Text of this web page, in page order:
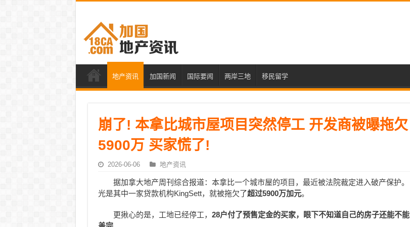
地产资讯 加国新闻 国际要闻 两岸三地 移民留学
崩了! 本拿比城市屋项目突然停工 开发商被曝拖欠
5900万 买家慌了!
2026-06-06 地产资讯
据加拿大地产周刊综合报道：本拿比一个城市屋的项目，最近被法院裁定进入破产保护。
光是其中一家贷款机构KingSett，就被拖欠了超过5900万加元。
更揪心的是，工地已经停工， 28户付了预售定金的买家，眼下不知道自己的房子还能不能